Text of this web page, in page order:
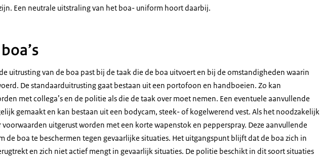
Een neutrale uitstraling van het boa- uniform hoort daarbij.
uitrusting van de boa past bij de taak die de boa uitvoert en bij de omstandigheden waarin
De standaarduitrusting gaat bestaan uit een portofoon en handboeien. Zo kan
met collega’s en de politie als die de taak over moet nemen. Een eventuele aanvullende
gemaakt en kan bestaan uit een bodycam, steek- of kogelwerend vest. Als het noodzakelijk
voorwaarden uitgerust worden met een korte wapenstok en pepperspray. Deze aanvullende
de boa te beschermen tegen gevaarlijke situaties. Het uitgangspunt blijft dat de boa zich in
en zich niet actief mengt in gevaarlijk situaties. De politie beschikt in dit soort situaties